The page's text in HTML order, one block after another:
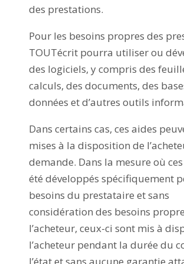
des prestations.
Pour les besoins propres des
TOUTécrit pourra utiliser ou
des logiciels, y compris des
calculs, des documents, des
données et d’autres outils
Dans certains cas, ces aides
mises à la disposition de
demande. Dans la mesure où
été développés spécifiquement
besoins du prestataire et sans
considération des besoins
l’acheteur, ceux-ci sont mis à
l’acheteur pendant la durée du